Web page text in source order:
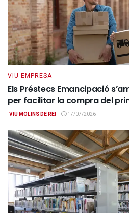
VIU EMPRESA
Els Préstecs Emancipació
per facilitar la compra del
VIU MOLINS DE REI 17/07/2026